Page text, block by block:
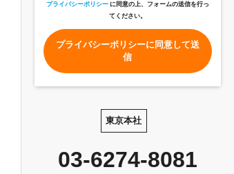
プライバシーポリシーに同意の上、フォームの送信を行っ
てください。
プライバシーポリシーに同意して送
信
03-6274-8081